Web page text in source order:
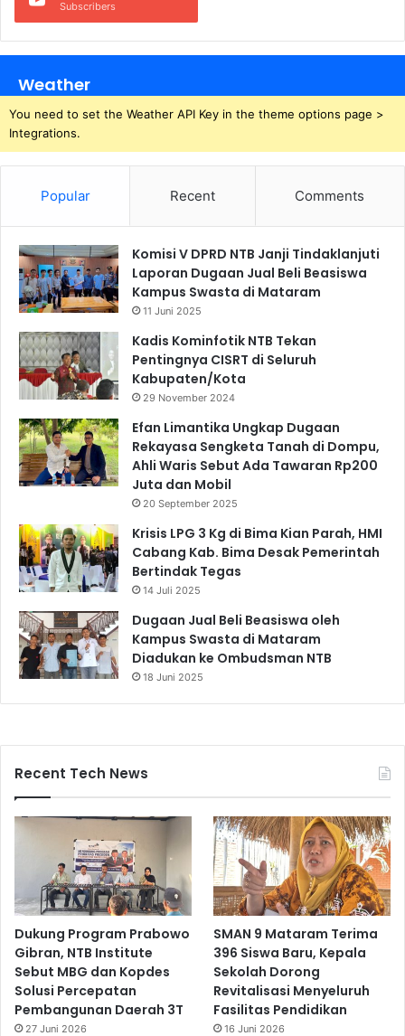
Subscribers
Weather
You need to set the Weather API Key in the theme options page >
Integrations.
Popular Recent Comments
Komisi V DPRD NTB Janji Tindaklanjuti
Laporan Dugaan Jual Beli Beasiswa
Kampus Swasta di Mataram
11 Juni 2025
Kadis Kominfotik NTB Tekan
Pentingnya CISRT di Seluruh
Kabupaten/Kota
29 November 2024
Efan Limantika Ungkap Dugaan
Rekayasa Sengketa Tanah di Dompu,
Ahli Waris Sebut Ada Tawaran Rp200
Juta dan Mobil
20 September 2025
Krisis LPG 3 Kg di Bima Kian Parah, HMI
Cabang Kab. Bima Desak Pemerintah
Bertindak Tegas
14 Juli 2025
Dugaan Jual Beli Beasiswa oleh
Kampus Swasta di Mataram
Diadukan ke Ombudsman NTB
18 Juni 2025
Recent Tech News
Dukung Program Prabowo
Gibran, NTB Institute
Sebut MBG dan Kopdes
Solusi Percepatan
Pembangunan Daerah 3T
27 Juni 2026
SMAN 9 Mataram Terima
396 Siswa Baru, Kepala
Sekolah Dorong
Revitalisasi Menyeluruh
Fasilitas Pendidikan
16 Juni 2026